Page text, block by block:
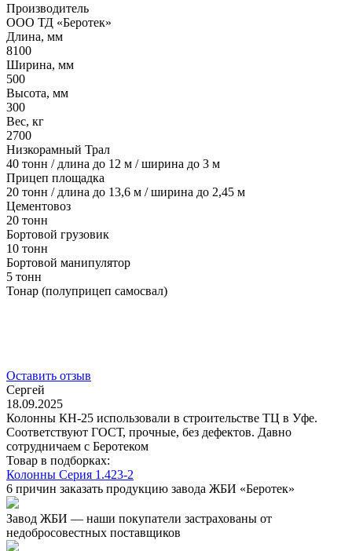
Производитель
ООО ТД «Беротек»
Длина, мм
8100
Ширина, мм
500
Высота, мм
300
Вес, кг
2700
Низкорамный Трал
40 тонн / длина до 12 м / ширина до 3 м
Прицеп площадка
20 тонн / длина до 13,6 м / ширина до 2,45 м
Цементовоз
20 тонн
Бортовой грузовик
10 тонн
Бортовой манипулятор
5 тонн
Тонар (полуприцеп самосвал)
Оставить отзыв
Сергей
18.09.2025
Колонны КН-25 использовали в строительстве ТЦ в Уфе.
Соответствуют ГОСТ, прочные, без дефектов. Давно
сотрудничаем с Беротеком
Товар в подборках:
Колонны Серия 1.423-2
6 причин заказать продукцию завода ЖБИ «Беротек»
Завод ЖБИ — наши покупатели застрахованы от
недобросовестных поставщиков